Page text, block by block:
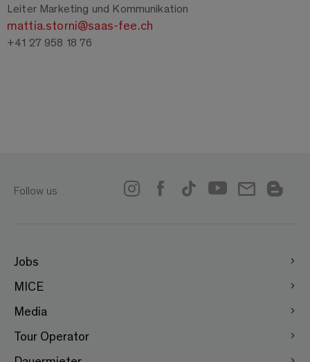
Leiter Marketing und Kommunikation
mattia.storni@saas-fee.ch
+41 27 958 18 76
Follow us
Jobs
MICE
Media
Tour Operator